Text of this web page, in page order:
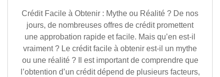
Crédit Facile à Obtenir : Mythe ou Réalité ? De nos
jours, de nombreuses offres de crédit promettent
une approbation rapide et facile. Mais qu’en est-il
vraiment ? Le crédit facile à obtenir est-il un mythe
ou une réalité ? Il est important de comprendre que
l’obtention d’un crédit dépend de plusieurs facteurs,